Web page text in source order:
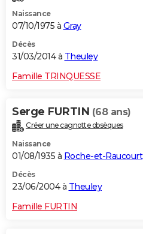
Naissance
07/10/1975 à Gray
Décès
31/03/2014 à Theuley
Famille TRINQUESSE
Serge FURTIN (68 ans)
Créer une cagnotte obsèques
Naissance
01/08/1935 à Roche-et-Raucourt
Décès
23/06/2004 à Theuley
Famille FURTIN